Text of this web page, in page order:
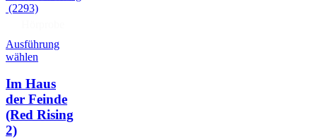
(2293)
Ausführung
wählen
Im Haus
der Feinde
(Red Rising
2)